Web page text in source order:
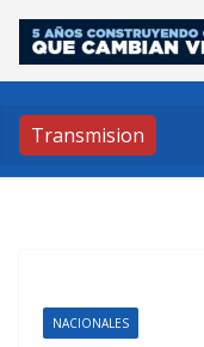
Skip
content
Transmision
NACIONALES